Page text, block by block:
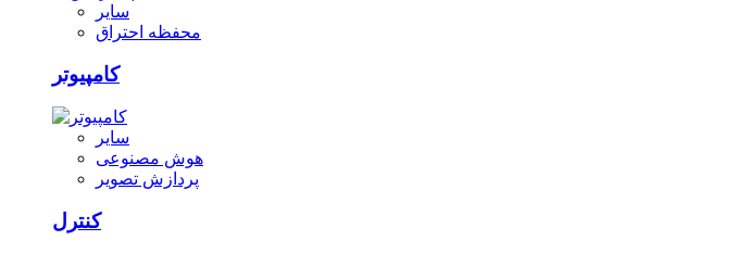
سایر
محفظه احتراق
کامپیوتر
سایر
هوش مصنوعی
پردازش تصویر
کنترل